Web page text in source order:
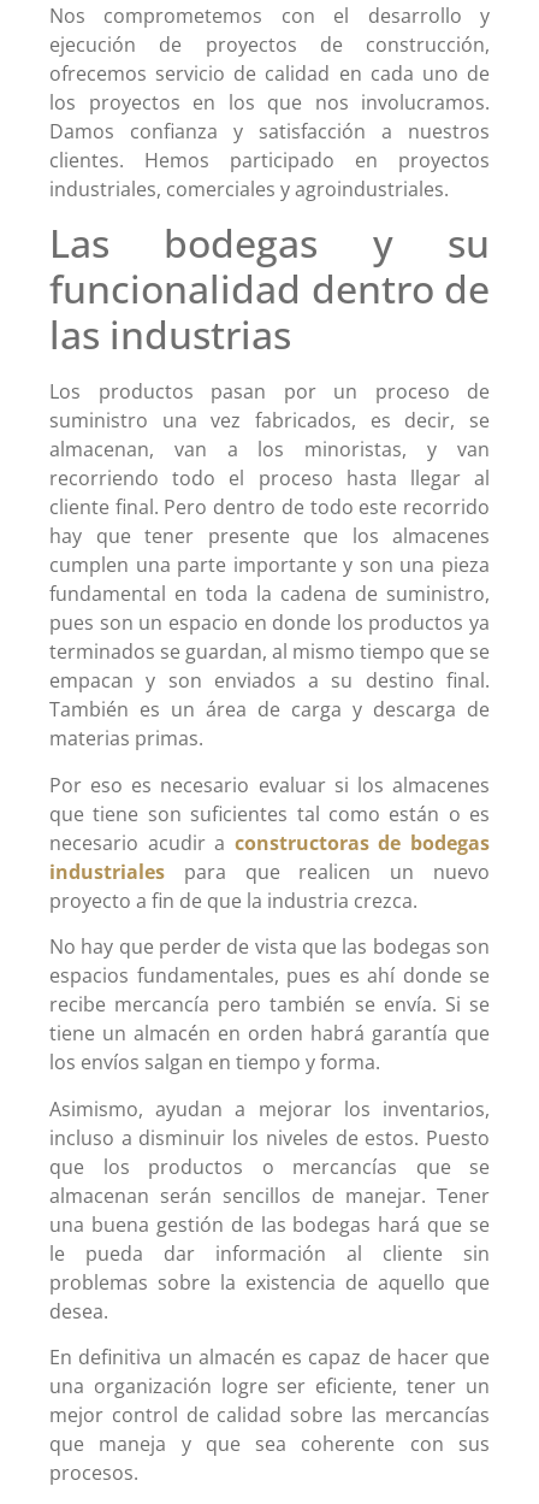
Nos comprometemos con el desarrollo y
ejecución de proyectos de construcción,
ofrecemos servicio de calidad en cada uno de
los proyectos en los que nos involucramos.
Damos confianza y satisfacción a nuestros
clientes. Hemos participado en proyectos
industriales, comerciales y agroindustriales.
Las bodegas y su
funcionalidad dentro de
las industrias
Los productos pasan por un proceso de
suministro una vez fabricados, es decir, se
almacenan, van a los minoristas, y van
recorriendo todo el proceso hasta llegar al
cliente final. Pero dentro de todo este recorrido
hay que tener presente que los almacenes
cumplen una parte importante y son una pieza
fundamental en toda la cadena de suministro,
pues son un espacio en donde los productos ya
terminados se guardan, al mismo tiempo que se
empacan y son enviados a su destino final.
También es un área de carga y descarga de
materias primas.
Por eso es necesario evaluar si los almacenes
que tiene son suficientes tal como están o es
necesario acudir a constructoras de bodegas
industriales para que realicen un nuevo
proyecto a fin de que la industria crezca.
No hay que perder de vista que las bodegas son
espacios fundamentales, pues es ahí donde se
recibe mercancía pero también se envía. Si se
tiene un almacén en orden habrá garantía que
los envíos salgan en tiempo y forma.
Asimismo, ayudan a mejorar los inventarios,
incluso a disminuir los niveles de estos. Puesto
que los productos o mercancías que se
almacenan serán sencillos de manejar. Tener
una buena gestión de las bodegas hará que se
le pueda dar información al cliente sin
problemas sobre la existencia de aquello que
desea.
En definitiva un almacén es capaz de hacer que
una organización logre ser eficiente, tener un
mejor control de calidad sobre las mercancías
que maneja y que sea coherente con sus
procesos.